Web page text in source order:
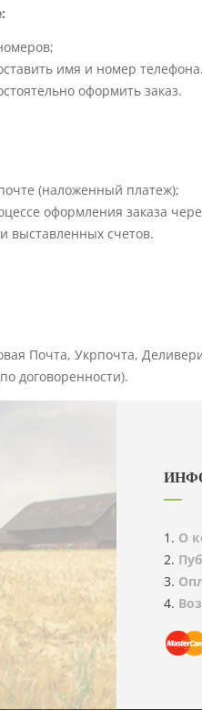
имя и номер
оформить заказ.
(наложенный платеж);
оформления заказа
выставленных счетов.
Почта, Укрпочта,
договоренности).
О